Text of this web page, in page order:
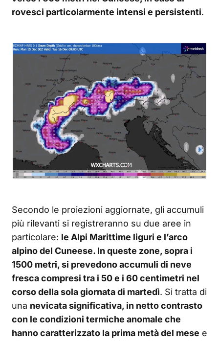
rovesci particolarmente intensi e persistenti.
Secondo le proiezioni aggiornate, gli accumuli
più rilevanti si registreranno su due aree in
particolare: le Alpi Marittime liguri e l’arco
alpino del Cuneese. In queste zone, sopra i
1500 metri, si prevedono accumuli di neve
fresca compresi tra i 50 e i 60 centimetri nel
corso della sola giornata di martedì. Si tratta di
una nevicata significativa, in netto contrasto
con le condizioni termiche anomale che
hanno caratterizzato la prima metà del mese e